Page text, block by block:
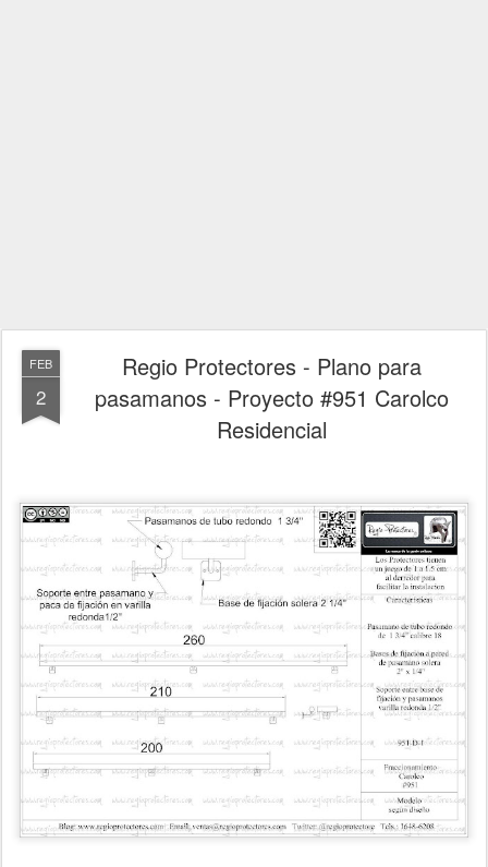
FEB
2
Regio Protectores - Plano para
pasamanos - Proyecto #951 Carolco
Residencial